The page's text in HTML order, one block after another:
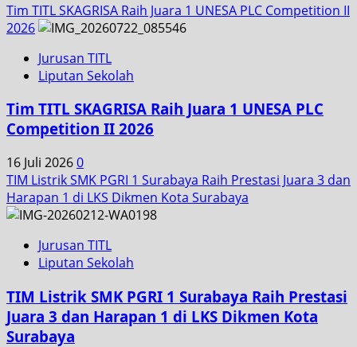
Tim TITL SKAGRISA Raih Juara 1 UNESA PLC Competition II
2026
Jurusan TITL
Liputan Sekolah
Tim TITL SKAGRISA Raih Juara 1 UNESA PLC
Competition II 2026
16 Juli 20260
TIM Listrik SMK PGRI 1 Surabaya Raih Prestasi Juara 3 dan
Harapan 1 di LKS Dikmen Kota Surabaya
Jurusan TITL
Liputan Sekolah
TIM Listrik SMK PGRI 1 Surabaya Raih Prestasi
Juara 3 dan Harapan 1 di LKS Dikmen Kota
Surabaya